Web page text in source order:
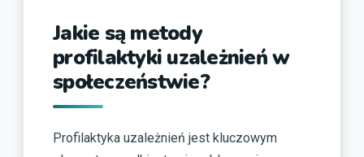
Jakie są metody
profilaktyki uzależnień w
społeczeństwie?
Profilaktyka uzależnień jest kluczowym